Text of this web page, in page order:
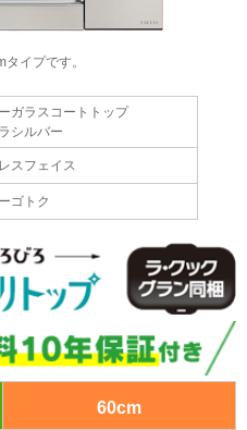
イプです。
ガラスコートトップ
シルバー
スフェイス
ゴトク
60cm